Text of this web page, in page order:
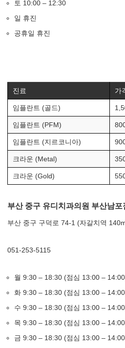
토 10:00 – 12:30
일 휴진
공휴일 휴진
진료 가
임플란트 (골드)
임플란트 (PFM)
임플란트 (지르코니아)
크라운 (Metal)
크라운 (Gold)
부산 중구 유디치과의원 부산남포
부산 중구 구덕로 74-1 (자갈치역
051-253-5115
월 9:30 – 18:30 (점심 13:00 –
화 9:30 – 18:30 (점심 13:00 –
수 9:30 – 18:30 (점심 13:00 –
목 9:30 – 18:30 (점심 13:00 –
금 9:30 – 18:30 (점심 13:00 –